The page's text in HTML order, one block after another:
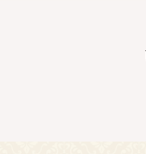
お母様フォー
(マザーズドレ